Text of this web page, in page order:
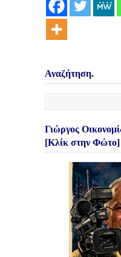
Αναζήτηση.
Γιώργος
[Κλίκ στην Φώτο]